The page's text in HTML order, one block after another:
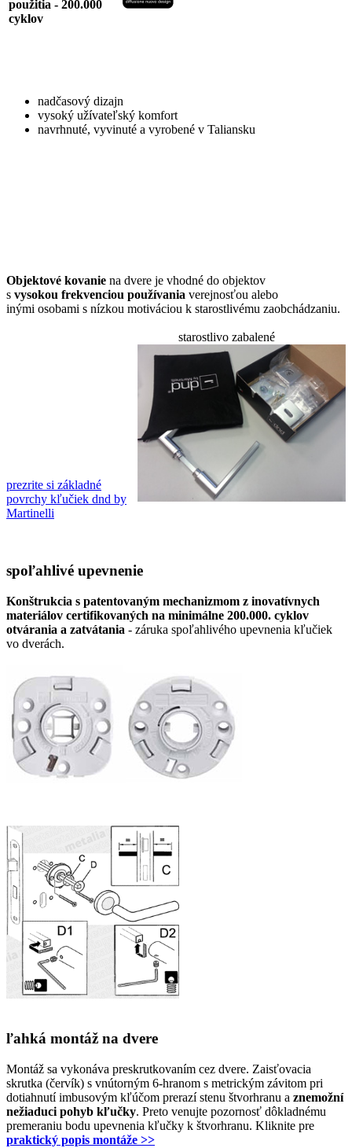
použitia - 200.000
cyklov
nadčasový dizajn
vysoký užívateľský komfort
navrhnuté, vyvinuté a vyrobené v Taliansku
Objektové kovanie na dvere je vhodné do objektov
s vysokou frekvenciou používania verejnosťou alebo
inými osobami s nízkou motiváciou k starostlivému zaobchádzaniu.
starostlivo zabalené
prezrite si základné
povrchy kľučiek dnd by
Martinelli
spoľahlivé upevnenie
Konštrukcia s patentovaným mechanizmom z inovatívnych
materiálov certifikovaných na minimálne 200.000. cyklov
otvárania a zatvátania - záruka spoľahlivého upevnenia kľučiek
vo dverách.
ľahká montáž na dvere
Montáž sa vykonáva preskrutkovaním cez dvere. Zaisťovacia
skrutka (červík) s vnútorným 6-hranom s metrickým závitom pri
dotiahnutí imbusovým kľúčom prerazí stenu štvorhranu a znemožní
nežiaduci pohyb kľučky. Preto venujte pozornosť dôkladnému
premeraniu bodu upevnenia kľučky k štvorhranu. Kliknite pre
praktický popis montáže >>